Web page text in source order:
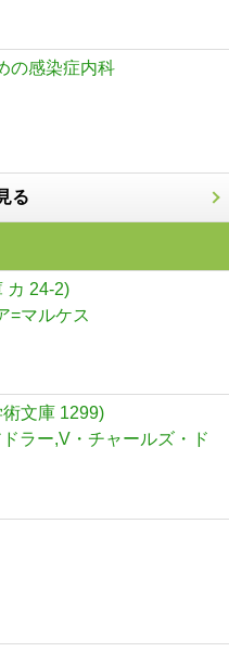
の感染症内科
る
カ 24-2)
=マルケス
文庫 1299)
ラー,V・チャールズ・ド